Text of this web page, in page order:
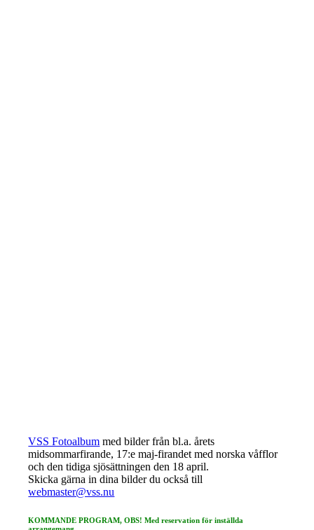
VSS Fotoalbum med bilder från bl.a. årets
midsommarfirande, 17:e maj-firandet med norska våfflor
och den tidiga sjösättningen den 18 april.
Skicka gärna in dina bilder du också till
webmaster@vss.nu
KOMMANDE PROGRAM, OBS! Med reservation för inställda